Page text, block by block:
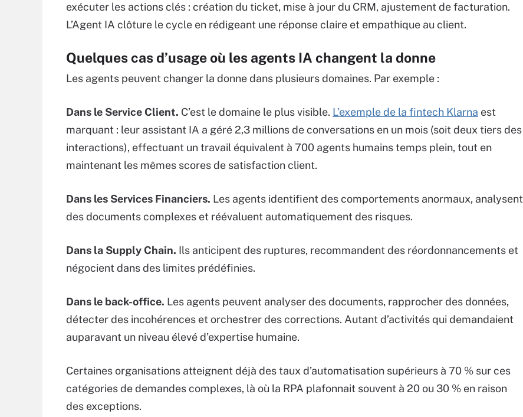
exécuter les actions clés : création du ticket, mise à jour du CRM, ajustement de facturation.
L’Agent IA clôture le cycle en rédigeant une réponse claire et empathique au client.
Quelques cas d’usage où les agents IA changent la donne
Les agents peuvent changer la donne dans plusieurs domaines. Par exemple :
Dans le Service Client. C’est le domaine le plus visible. L’exemple de la fintech Klarna est
marquant : leur assistant IA a géré 2,3 millions de conversations en un mois (soit deux tiers des
interactions), effectuant un travail équivalent à 700 agents humains temps plein, tout en
maintenant les mêmes scores de satisfaction client.
Dans les Services Financiers. Les agents identifient des comportements anormaux, analysent
des documents complexes et réévaluent automatiquement des risques.
Dans la Supply Chain. Ils anticipent des ruptures, recommandent des réordonnancements et
négocient dans des limites prédéfinies.
Dans le back-office. Les agents peuvent analyser des documents, rapprocher des données,
détecter des incohérences et orchestrer des corrections. Autant d’activités qui demandaient
auparavant un niveau élevé d’expertise humaine.
Certaines organisations atteignent déjà des taux d’automatisation supérieurs à 70 % sur ces
catégories de demandes complexes, là où la RPA plafonnait souvent à 20 ou 30 % en raison
des exceptions.